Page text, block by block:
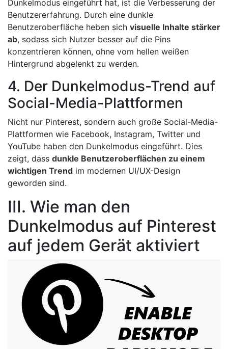
Dunkelmodus eingeführt hat, ist die Verbesserung der
Benutzererfahrung. Durch eine dunkle
Benutzeroberfläche heben sich visuelle Inhalte stärker
ab, sodass sich Nutzer besser auf die Pins
konzentrieren können, ohne vom hellen weißen
Hintergrund abgelenkt zu werden.
4. Der Dunkelmodus-Trend auf
Social-Media-Plattformen
Nicht nur Pinterest, sondern auch große Social-Media-
Plattformen wie Facebook, Instagram, Twitter und
YouTube haben den Dunkelmodus eingeführt. Dies
zeigt, dass dunkle Benutzeroberflächen zu einem
wichtigen Trend im modernen UI/UX-Design
geworden sind.
III. Wie man den
Dunkelmodus auf Pinterest
auf jedem Gerät aktiviert